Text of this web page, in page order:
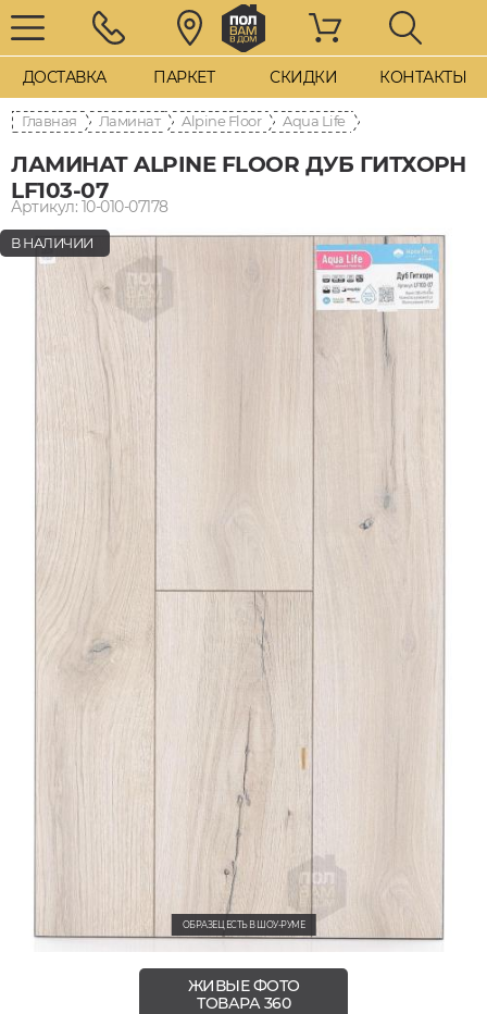
ДОСТАВКА ПАРКЕТ СКИДКИ КОНТАКТЫ
Главная Ламинат Alpine Floor Aqua Life
ЛАМИНАТ ALPINE FLOOR ДУБ ГИТХОРН
LF103-07
Артикул: 10-010-07178
В НАЛИЧИИ
ОБРАЗЕЦ ЕСТЬ В ШОУ-РУМЕ
ЖИВЫЕ ФОТО
ТОВАРА 360